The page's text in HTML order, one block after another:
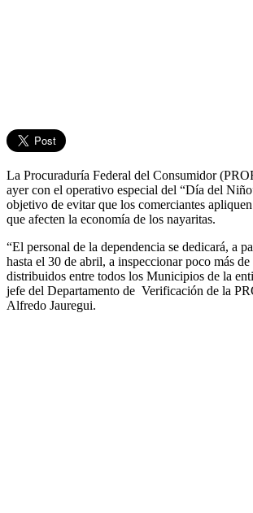
La Procuraduría Federal del Consumidor
ayer con el operativo especial del “Día del
objetivo de evitar que los comerciantes
que afecten la economía de los nayaritas.
“El personal de la dependencia se dedicará, a
hasta el 30 de abril, a inspeccionar poco más
distribuidos entre todos los Municipios de la
jefe del Departamento de Verificación de la
Alfredo Jauregui.